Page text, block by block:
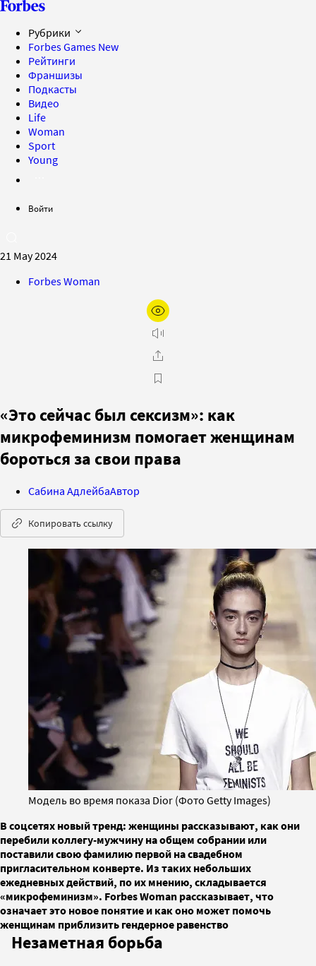
Рубрики
Forbes Games New
Рейтинги
Франшизы
Подкасты
Видео
Life
Woman
Sport
Young
Войти
21 May 2024
Forbes Woman
«Это сейчас был сексизм»: как
микрофеминизм помогает женщинам
бороться за свои права
Сабина АдлейбаАвтор
Копировать ссылку
Модель во время показа Dior (Фото Getty Images)
В соцсетях новый тренд: женщины рассказывают, как они
перебили коллегу-мужчину на общем собрании или
поставили свою фамилию первой на свадебном
пригласительном конверте. Из таких небольших
ежедневных действий, по их мнению, складывается
«микрофеминизм». Forbes Woman рассказывает, что
означает это новое понятие и как оно может помочь
женщинам приблизить гендерное равенство
Незаметная борьба